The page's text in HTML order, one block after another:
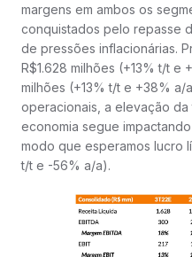
margens em ambos os
conquistados pelo repasse
de pressões inflacionárias.
R$1.628 milhões (+13% t/t e
milhões (+13% t/t e +38% a/
operacionais, a elevação
economia segue
modo que esperamos lucro
t/t e -56% a/a).